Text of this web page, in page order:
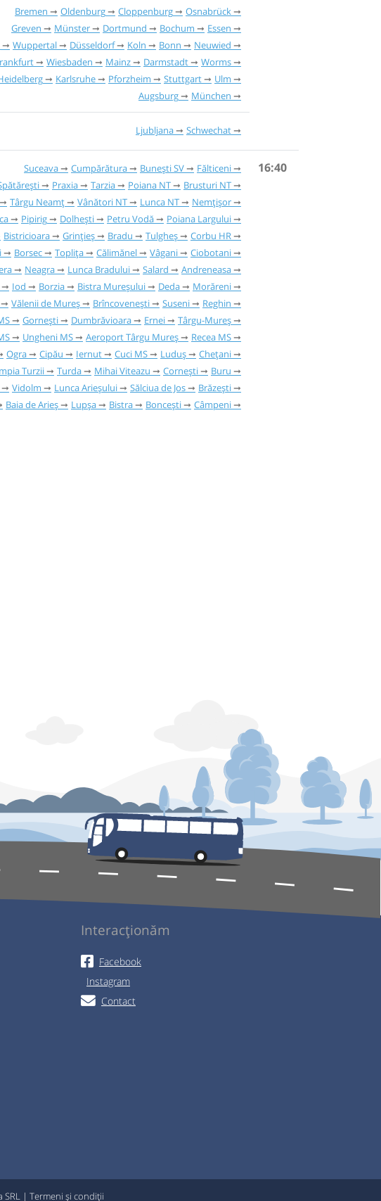
Bremen Oldenburg Cloppenburg
Osnabrück
Greven
Münster Dortmund Bochum
Essen
Wuppertal Düsseldorf Koln Bonn
Neuwied
Wiesbaden Mainz Darmstadt
Worms
Karlsruhe Pforzheim Stuttgart
Ulm
Augsburg
München
Ljubljana Schwechat
Suceava Cumpărătura Bunești SV
Fălticeni
Praxia Tarzia Poiana NT
Brusturi NT
Târgu Neamț Vânători NT Lunca NT
Nemțișor
Pipirig Dolhești Petru Vodă
Poiana Largului
Bistricioara Grințieș Bradu Tulgheș
Corbu HR
Borsec Toplița Călimănel Vâgani
Ciobotani
Neagra Lunca Bradului Salard
Andreneasa
Iod Borzia Bistra Mureșului Deda
Morăreni
Vălenii de Mureș Brîncovenești Suseni
Reghin
Gornești Dumbrăvioara Ernei
Târgu-Mureș
Ungheni MS Aeroport Târgu Mureș
Recea MS
Ogra Cipău Iernut Cuci MS Luduș
Chețani
Turzii Turda Mihai Viteazu Cornești
Buru
Vidolm Lunca Arieșului Sălciua de Jos
Brăzești
Baia de Arieș Lupșa Bistra Boncești Câmpeni
16:40
Interacționăm
Facebook
Instagram
Contact
SRL | Termeni și condiții